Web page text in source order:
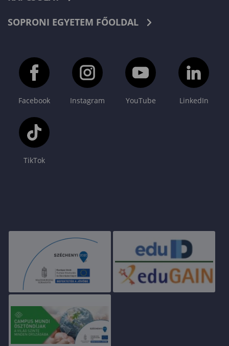
SOPRONI EGYETEM FŐOLDAL
Facebook Instagram YouTube LinkedIn
TikTok